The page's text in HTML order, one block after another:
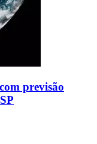
previsão